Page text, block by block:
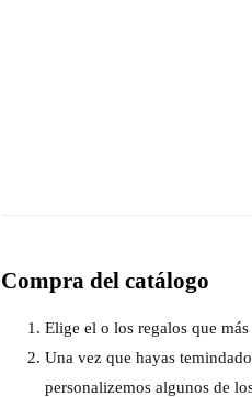
Compra del catálogo
Elige el o los regalos que
Una vez que hayas
personalizemos algunos de